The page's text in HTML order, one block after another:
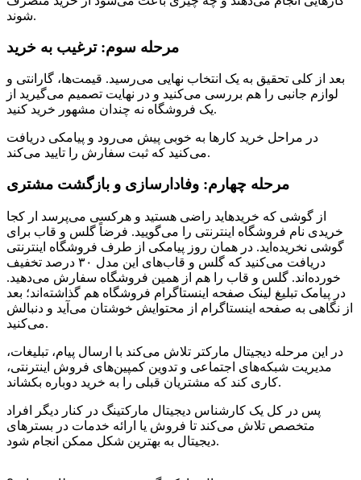
شوند.
مرحله سوم: ترغیب به خرید
بعد از کلی تحقیق به یک انتخاب نهایی می‌رسید. قیمت‌ها، گارانتی و
لوازم جانبی را هم بررسی می‌کنید و در نهایت تصمیم می‌گیرید از
یک فروشگاه نه چندان مشهور خرید کنید.
در مراحل خرید کارها به خوبی پیش می‌رود و پیامکی دریافت
می‌کنید که ثبت سفارش را تایید می‌کند.
مرحله چهارم: وفادارسازی و بازگشت مشتری
از گوشی که خرید‌هاید راضی هستید و هرکسی می‌پرسد ار کجا
خریدی نام فروشگاه اینترنتی را می‌گویید. فرضاً گلس و قاب برای
گوشی نخریده‌اید. در همان روز پیامکی از طرف فروشگاه اینترنتی
دریافت می‌کنید که گلس و قاب‌های این مدل ۳۰ درصد تخفیف
خورده‌اند. گلس و قاب را هم از همین فروشگاه سفارش می‌دهید.
در پیامک تبلیغ لینک صفحه اینستاگرام فروشگاه هم گذاشته‌اند؛ بعد
از نگاهی به صفحه اینستاگرام از محتوایش خوشتان می‌آید و دنبالش
می‌کنید.
در این مرحله دیجیتال مارکتر تلاش می‌کند با ارسال پیام‌، تبلیغات،
مدیریت شبکه‌های اجتماعی و تدوین کمپین‌های فروش اینترنتی،
کاری کند که مشتریان قبلی را به خرید دوباره بکشاند.
پس در کل یک کارشناس دیجیتال مارکتینگ در کنار دیگر افراد
متخصص تلاش می‌کند تا فروش یا ارائه خدمات در بسترهای
دیجیتال به بهترین شکل ممکن انجام شود.